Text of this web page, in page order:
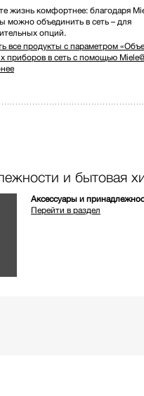
жизнь комфортнее: благодаря
можно объединить в сеть – для
опций.
все продукты с параметром
приборов в сеть с помощью
и бытовая
Аксессуары и
Перейти в раздел